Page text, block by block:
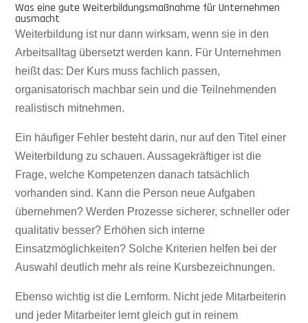
Was eine gute Weiterbildungsmaßnahme für Unternehmen
ausmacht
Weiterbildung ist nur dann wirksam, wenn sie in den
Arbeitsalltag übersetzt werden kann. Für Unternehmen
heißt das: Der Kurs muss fachlich passen,
organisatorisch machbar sein und die Teilnehmenden
realistisch mitnehmen.
Ein häufiger Fehler besteht darin, nur auf den Titel einer
Weiterbildung zu schauen. Aussagekräftiger ist die
Frage, welche Kompetenzen danach tatsächlich
vorhanden sind. Kann die Person neue Aufgaben
übernehmen? Werden Prozesse sicherer, schneller oder
qualitativ besser? Erhöhen sich interne
Einsatzmöglichkeiten? Solche Kriterien helfen bei der
Auswahl deutlich mehr als reine Kursbezeichnungen.
Ebenso wichtig ist die Lernform. Nicht jede Mitarbeiterin
und jeder Mitarbeiter lernt gleich gut in reinem